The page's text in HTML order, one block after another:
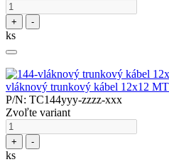
+ -
ks
vláknový trunkový kábel 12x12
P/N: TC144yyy-zzzz-xxx
Zvoľte variant
+ -
ks